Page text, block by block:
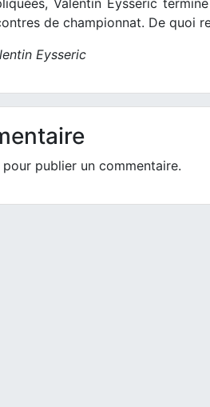
de championnat. De quoi
Eysseric
pour publier un commentaire.